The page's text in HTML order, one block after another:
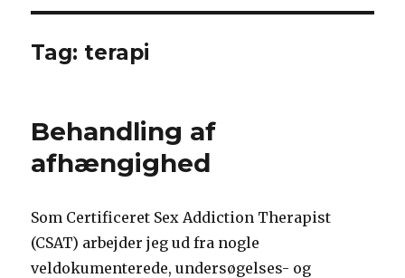
Tag: terapi
Behandling af
afhængighed
Som Certificeret Sex Addiction Therapist
(CSAT) arbejder jeg ud fra nogle
veldokumenterede, undersøgelses- og